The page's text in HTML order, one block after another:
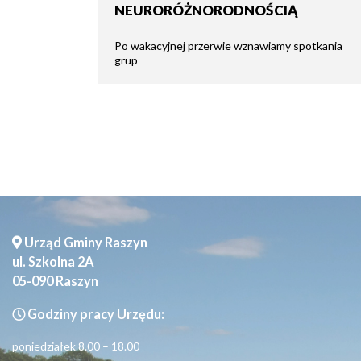
NEURORÓŻNORODNOŚCIĄ
Po wakacyjnej przerwie wznawiamy spotkania
grup
Urząd Gminy Raszyn
ul. Szkolna 2A
05-090 Raszyn
Godziny pracy Urzędu:
poniedziałek 8.00 – 18.00